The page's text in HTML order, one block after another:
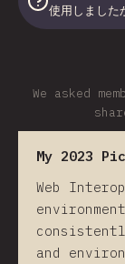
使用しました
We asked
My 2023
Web
and